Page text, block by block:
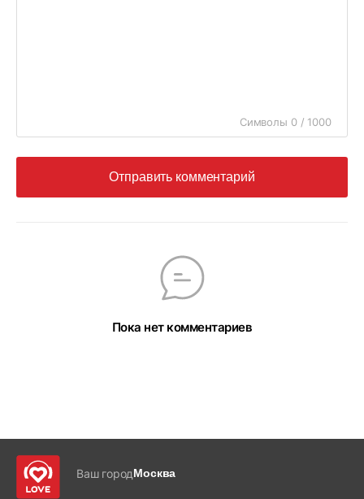
Символы 0 / 1000
Отправить комментарий
Пока нет комментариев
Ваш городМосква